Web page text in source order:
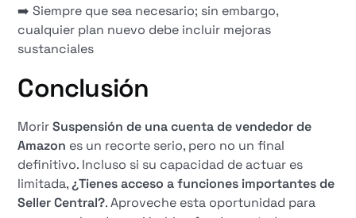
➡️ Siempre que sea necesario; sin embargo,
cualquier plan nuevo debe incluir mejoras
sustanciales
Conclusión
MorirSuspensión de una cuenta de vendedor de
Amazon es un recorte serio, pero no un final
definitivo. Incluso si su capacidad de actuar es
limitada,¿Tienes acceso a funciones importantes de
Seller Central?. Aproveche esta oportunidad para